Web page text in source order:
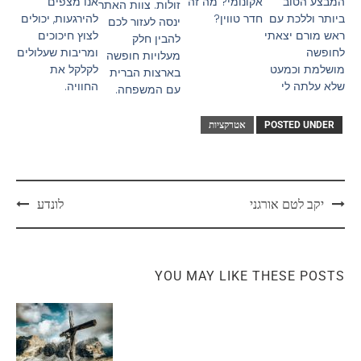
ביותר וללכת עם
ראש מורם יצאתי
לחופשה
מושלמת וכמעט
שלא עלתה לי
חדר טווין?
זולות. צוות האתר
ינסה לעזור לכם
להבין חלק
מעלויות חופשה
בארצות הברית
עם המשפחה.
להירגעות, יכולים
לצוץ חיכוכים
ומריבות שעלולים
לקלקל את
החוויה.
POSTED UNDER אטרקציות
יקב לטם אורגני לונדע
YOU MAY LIKE THESE POSTS